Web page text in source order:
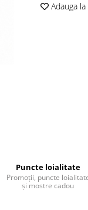
Adauga
Puncte loialitate
Promoții, puncte
și mostre cadou